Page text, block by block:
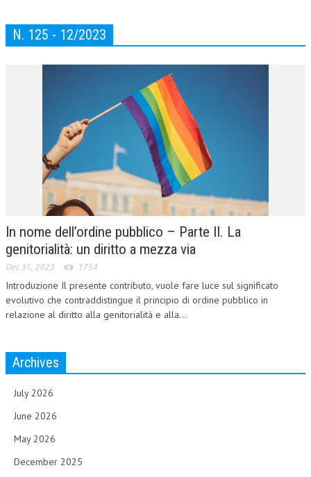
N. 125 - 12/2023
In nome dell’ordine pubblico – Parte II. La
genitorialità: un diritto a mezza via
Dec 31, 2023 1754
Introduzione Il presente contributo, vuole fare luce sul significato
evolutivo che contraddistingue il principio di ordine pubblico in
relazione al diritto alla genitorialità e alla...
Archives
July 2026
June 2026
May 2026
December 2025